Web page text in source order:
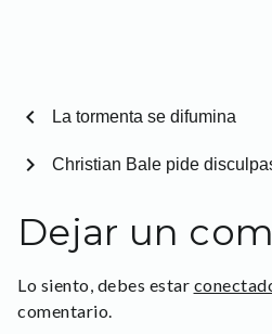
chevron_left La tormenta se difumina
Christian Bale pide
chevron_right
Dejar un
Lo siento, debes estar
comentario.